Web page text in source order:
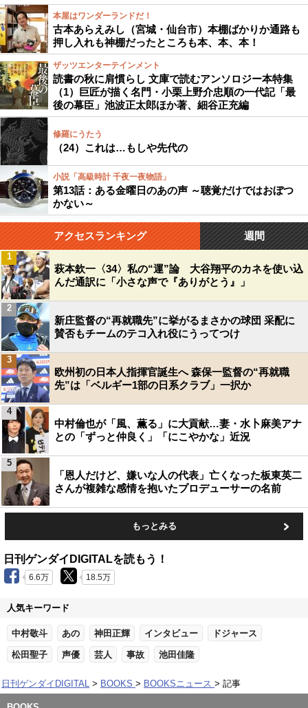
本屋はワンダーランドだ！
古本あらえみし（宮城・仙台市）本棚ばかりか通路も
押し入れも神棚だったところも本、本、本！
ザッツエンターテインメント
読書の秋に肩慣らし 文庫で読むアンソロジー本特集
（1）巨匠が描く名門・小栗上野介忠順の一代記「最
後の幕臣」池波正太郎ほか著、細谷正充編
修羅にうたう
（24）これは…もしや先代の
小説「高級時計 千夜一夜物語」
第13話：ある金曜日のあの声 ～聴覚だけではおぼつ
かない～
アクセスランキング 週間
萩本欽一〈34〉私の“運”論 大谷翔平のカネを使い込
んだ通訳に「小さな声で『ありがとう』」
1
新庄監督の“再就職先”に挙がるまさかの球団 采配に
賛否もチームのテコ入れ役にうってつけ
2
欧州初の日本人指揮官誕生へ 森保一監督の“再就職
先”は「ベルギー1部の日系クラブ」一択か
3
中村倫也が「風、薫る」に大貢献…妻・水卜麻美アナ
との「ずっと仲良く」「にこやかな」近況
4
「恩人だけど、嫌いな人の代表」亡くなった板東英二
さんが複雑な感情を抱いたプロデューサーの名前
5
もっとみる
日刊ゲンダイDIGITALを読もう！
6.6万 18.5万
人気キーワード
中村敬斗 あの 神田正輝 インタビュー ドジャース
松田聖子 声優 芸人 事故 池田佳隆
日刊ゲンダイDIGITAL BOOKS BOOKSニュース 記事